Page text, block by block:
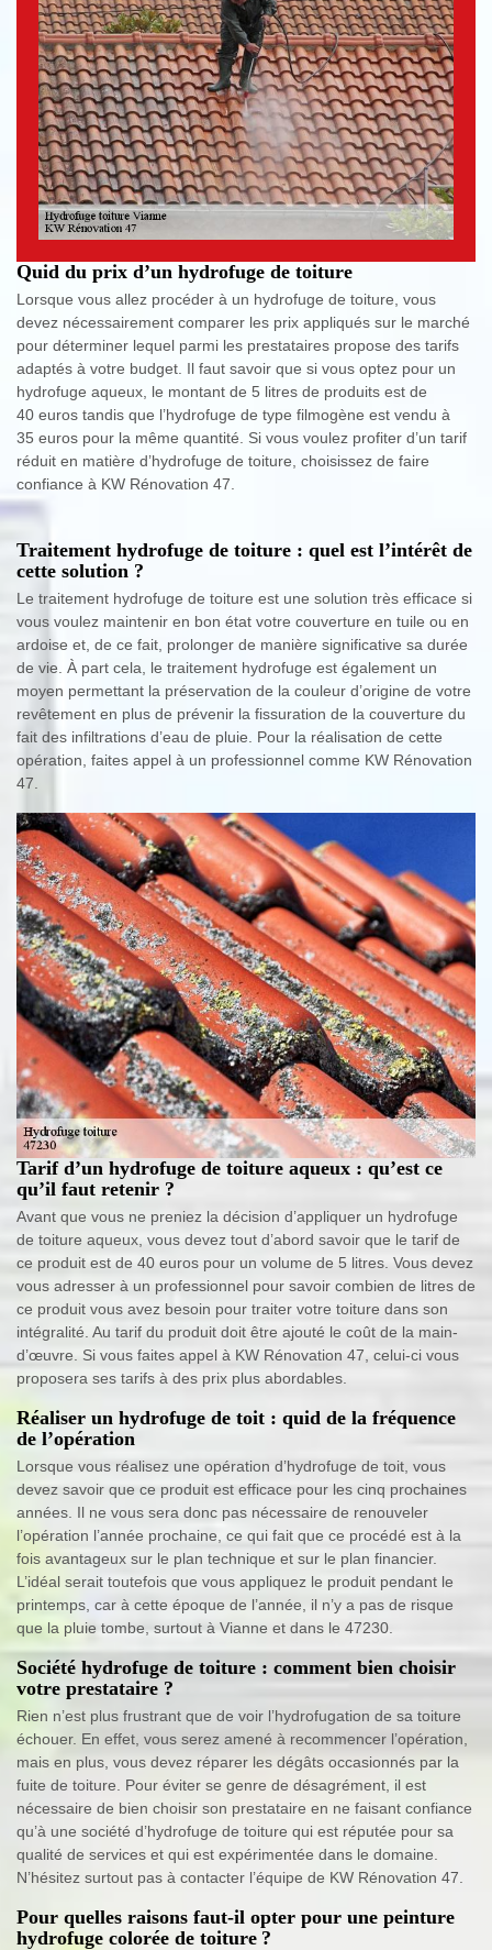
Quid du prix d’un hydrofuge de toiture
Lorsque vous allez procéder à un hydrofuge de toiture, vous
devez nécessairement comparer les prix appliqués sur le marché
pour déterminer lequel parmi les prestataires propose des tarifs
adaptés à votre budget. Il faut savoir que si vous optez pour un
hydrofuge aqueux, le montant de 5 litres de produits est de
40 euros tandis que l’hydrofuge de type filmogène est vendu à
35 euros pour la même quantité. Si vous voulez profiter d’un tarif
réduit en matière d’hydrofuge de toiture, choisissez de faire
confiance à KW Rénovation 47.
Traitement hydrofuge de toiture : quel est l’intérêt de
cette solution ?
Le traitement hydrofuge de toiture est une solution très efficace si
vous voulez maintenir en bon état votre couverture en tuile ou en
ardoise et, de ce fait, prolonger de manière significative sa durée
de vie. À part cela, le traitement hydrofuge est également un
moyen permettant la préservation de la couleur d’origine de votre
revêtement en plus de prévenir la fissuration de la couverture du
fait des infiltrations d’eau de pluie. Pour la réalisation de cette
opération, faites appel à un professionnel comme KW Rénovation
47.
Tarif d’un hydrofuge de toiture aqueux : qu’est ce
qu’il faut retenir ?
Avant que vous ne preniez la décision d’appliquer un hydrofuge
de toiture aqueux, vous devez tout d’abord savoir que le tarif de
ce produit est de 40 euros pour un volume de 5 litres. Vous devez
vous adresser à un professionnel pour savoir combien de litres de
ce produit vous avez besoin pour traiter votre toiture dans son
intégralité. Au tarif du produit doit être ajouté le coût de la main-
d’œuvre. Si vous faites appel à KW Rénovation 47, celui-ci vous
proposera ses tarifs à des prix plus abordables.
Réaliser un hydrofuge de toit : quid de la fréquence
de l’opération
Lorsque vous réalisez une opération d’hydrofuge de toit, vous
devez savoir que ce produit est efficace pour les cinq prochaines
années. Il ne vous sera donc pas nécessaire de renouveler
l’opération l’année prochaine, ce qui fait que ce procédé est à la
fois avantageux sur le plan technique et sur le plan financier.
L’idéal serait toutefois que vous appliquez le produit pendant le
printemps, car à cette époque de l’année, il n’y a pas de risque
que la pluie tombe, surtout à Vianne et dans le 47230.
Société hydrofuge de toiture : comment bien choisir
votre prestataire ?
Rien n’est plus frustrant que de voir l’hydrofugation de sa toiture
échouer. En effet, vous serez amené à recommencer l’opération,
mais en plus, vous devez réparer les dégâts occasionnés par la
fuite de toiture. Pour éviter se genre de désagrément, il est
nécessaire de bien choisir son prestataire en ne faisant confiance
qu’à une société d’hydrofuge de toiture qui est réputée pour sa
qualité de services et qui est expérimentée dans le domaine.
N’hésitez surtout pas à contacter l’équipe de KW Rénovation 47.
Pour quelles raisons faut-il opter pour une peinture
hydrofuge colorée de toiture ?